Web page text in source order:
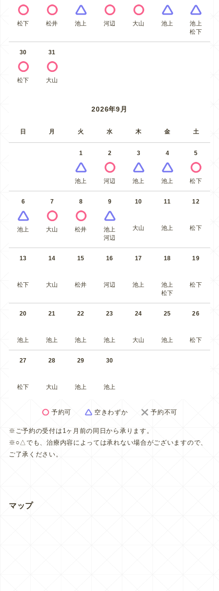
松下 松井 池上 河辺 大山 池上
池上
松下
30
松下
31
大山
2026年9月
日 月 火 水 木 金 土
1
池上
2
河辺
3
池上
4
池上
5
松下
6
池上
7
大山
8
松井
9
池上
河辺
10
大山
11
池上
12
松下
13
松下
14
大山
15
松井
16
河辺
17
池上
18
池上
松下
19
松下
20
池上
21
池上
22
池上
23
池上
24
大山
25
池上
26
松下
27
松下
28
大山
29
池上
30
池上
予約可 空きわずか 予約不可
※ご予約の受付は1ヶ月前の同日から承ります。
※○△でも、治療内容によっては承れない場合がございますので、
ご了承ください。
マップ